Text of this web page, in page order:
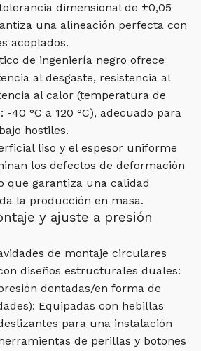
dimensional de ±0,05
una alineación perfecta con
acoplados.
de ingeniería negro ofrece
al desgaste, resistencia al
al calor (temperatura de
40 °C a 120 °C), adecuado para
hostiles.
liso y el espesor uniforme
los defectos de deformación
que garantiza una calidad
la producción en masa.
y ajuste a presión
de montaje circulares
diseños estructurales duales:
dentadas/en forma de
Equipadas con hebillas
para una instalación
de perillas y botones